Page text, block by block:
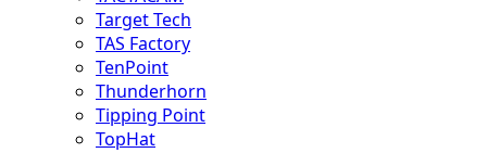
Target Tech
TAS Factory
TenPoint
Thunderhorn
Tipping Point
TopHat